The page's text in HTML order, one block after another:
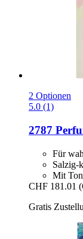
2 Optionen
5.0 (1)
2787
Für
Salzig-
Mit
CHF 181.01
Gratis